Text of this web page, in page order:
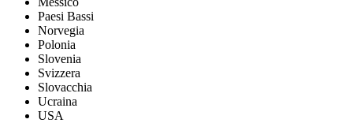
Paesi Bassi
Norvegia
Polonia
Slovenia
Svizzera
Slovacchia
Ucraina
USA